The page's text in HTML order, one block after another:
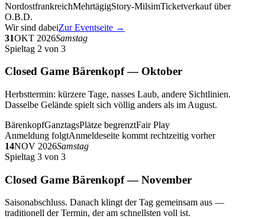
NordostfrankreichMehrtägigStory-MilsimTicketverkauf über
O.B.D.
Wir sind dabeiZur Eventseite →
31OKT 2026Samstag
Spieltag 2 von 3
Closed Game Bärenkopf — Oktober
Herbsttermin: kürzere Tage, nasses Laub, andere Sichtlinien.
Dasselbe Gelände spielt sich völlig anders als im August.
BärenkopfGanztagsPlätze begrenztFair Play
Anmeldung folgtAnmeldeseite kommt rechtzeitig vorher
14NOV 2026Samstag
Spieltag 3 von 3
Closed Game Bärenkopf — November
Saisonabschluss. Danach klingt der Tag gemeinsam aus —
traditionell der Termin, der am schnellsten voll ist.